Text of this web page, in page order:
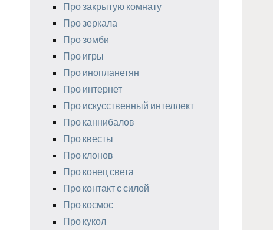
Про закрытую комнату
Про зеркала
Про зомби
Про игры
Про инопланетян
Про интернет
Про искусственный интеллект
Про каннибалов
Про квесты
Про клонов
Про конец света
Про контакт с силой
Про космос
Про кукол